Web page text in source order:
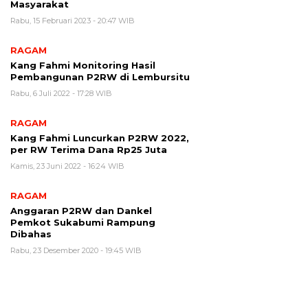
Masyarakat
Rabu, 15 Februari 2023 - 20:47 WIB
RAGAM
Kang Fahmi Monitoring Hasil
Pembangunan P2RW di Lembursitu
Rabu, 6 Juli 2022 - 17:28 WIB
RAGAM
Kang Fahmi Luncurkan P2RW 2022,
per RW Terima Dana Rp25 Juta
Kamis, 23 Juni 2022 - 16:24 WIB
RAGAM
Anggaran P2RW dan Dankel
Pemkot Sukabumi Rampung
Dibahas
Rabu, 23 Desember 2020 - 19:45 WIB